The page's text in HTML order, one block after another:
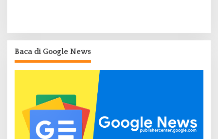
Baca di Google News